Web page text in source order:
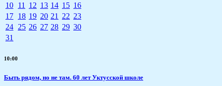
10 11 12 13 14 15 16
17 18 19 20 21 22 23
24 25 26 27 28 29 30
31
10:00
Быть рядом, но не там. 60 лет Уктусской школе